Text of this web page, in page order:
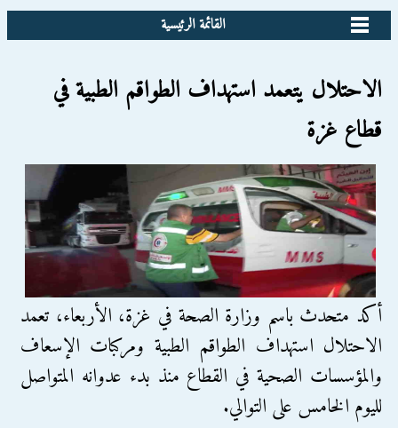
القائمة الرئيسية
الاحتلال يتعمد استهداف الطواقم الطبية في
قطاع غزة
أكد متحدث باسم وزارة الصحة في غزة، الأربعاء، تعمد
الاحتلال استهداف الطواقم الطبية ومركبات الإسعاف
والمؤسسات الصحية في القطاع منذ بدء عدوانه المتواصل
لليوم الخامس على التوالي.